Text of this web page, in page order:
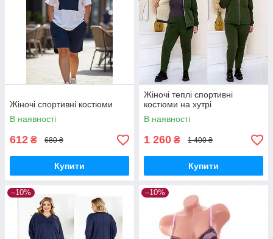
Жіночі спортивні костюми
В наявності
612 ₴ 680 ₴
Купити
Жіночі теплі спортивні
костюми на хутрі
В наявності
1 260 ₴ 1 400 ₴
Купити
–10% –10%